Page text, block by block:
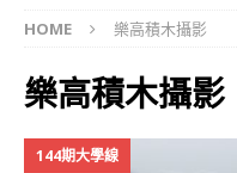
HOME 樂高積木攝影
樂高積木攝影
144期大學線